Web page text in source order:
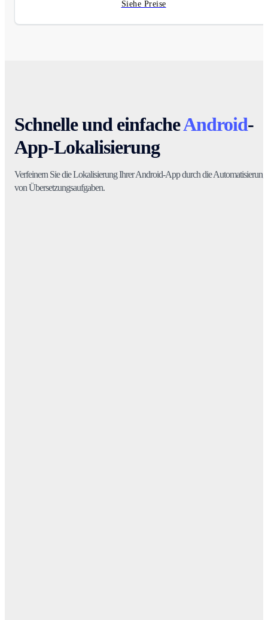
Siehe Preise
Schnelle und einfacheAndroid-
App-Lokalisierung
Verfeinern Sie die Lokalisierung Ihrer Android-App durch die Automatisierung
von Übersetzungsaufgaben.